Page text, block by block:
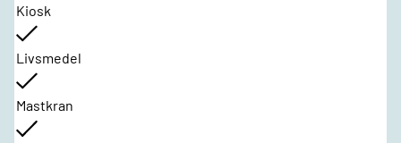
Kiosk
Livsmedel
Mastkran